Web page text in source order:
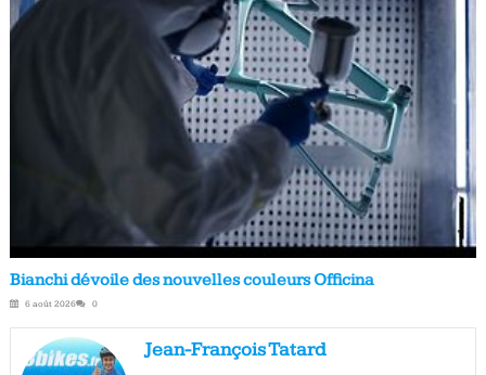
Bianchi dévoile des nouvelles couleurs Officina
6 août 2026 0
Jean-François Tatard